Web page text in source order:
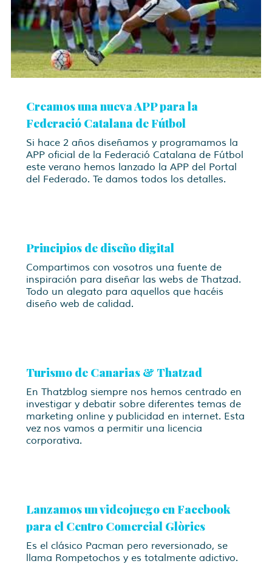
Creamos una nueva APP para la
Federació Catalana de Fútbol
Si hace 2 años diseñamos y programamos la
APP oficial de la Federació Catalana de Fútbol
este verano hemos lanzado la APP del Portal
del Federado. Te damos todos los detalles.
Principios de diseño digital
Compartimos con vosotros una fuente de
inspiración para diseñar las webs de Thatzad.
Todo un alegato para aquellos que hacéis
diseño web de calidad.
Turismo de Canarias & Thatzad
En Thatzblog siempre nos hemos centrado en
investigar y debatir sobre diferentes temas de
marketing online y publicidad en internet. Esta
vez nos vamos a permitir una licencia
corporativa.
Lanzamos un videojuego en Facebook
para el Centro Comercial Glòries
Es el clásico Pacman pero reversionado, se
llama Rompetochos y es totalmente adictivo.